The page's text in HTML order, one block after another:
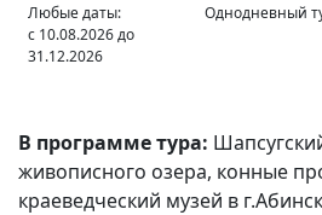
Любые даты:
с 10.08.2026 до
31.12.2026
Однодневный
В программе тура:
живописного озера, конные
краеведческий музей в